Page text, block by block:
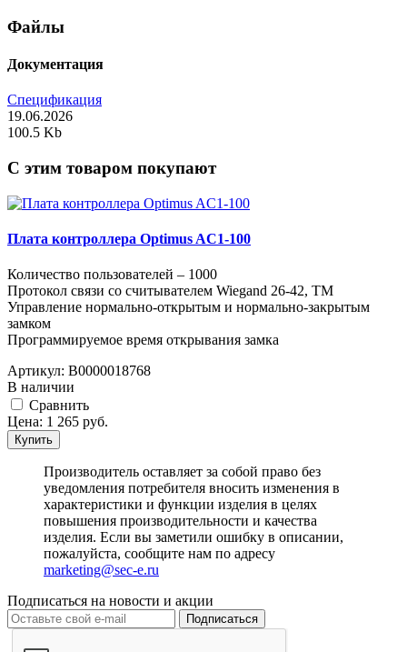
Файлы
Документация
Спецификация
19.06.2026
100.5 Kb
C этим товаром покупают
Плата контроллера Optimus AC1-100
Количество пользователей – 1000
Протокол связи со считывателем Wiegand 26-42, TM
Управление нормально-открытым и нормально-закрытым
замком
Программируемое время открывания замка
Артикул: В0000018768
В наличии
Cравнить
Цена: 1 265 руб.
Купить
Производитель оставляет за собой право без
уведомления потребителя вносить изменения в
характеристики и функции изделия в целях
повышения производительности и качества
изделия. Если вы заметили ошибку в описании,
пожалуйста, сообщите нам по адресу
marketing@sec-e.ru
Подписаться на новости и акции
Подписаться